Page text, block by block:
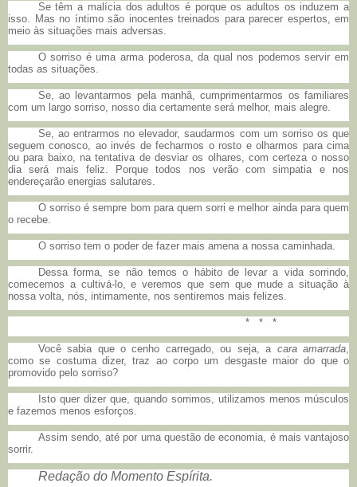
Se têm a malícia dos adultos é porque os adultos os induzem a
isso. Mas no íntimo são inocentes treinados para parecer espertos, em
meio às situações mais adversas.
O sorriso é uma arma poderosa, da qual nos podemos servir em
todas as situações.
Se, ao levantarmos pela manhã, cumprimentarmos os familiares
com um largo sorriso, nosso dia certamente será melhor, mais alegre.
Se, ao entrarmos no elevador, saudarmos com um sorriso os que
seguem conosco, ao invés de fecharmos o rosto e olharmos para cima
ou para baixo, na tentativa de desviar os olhares, com certeza o nosso
dia será mais feliz. Porque todos nos verão com simpatia e nos
endereçarão energias salutares.
O sorriso é sempre bom para quem sorri e melhor ainda para quem
o recebe.
O sorriso tem o poder de fazer mais amena a nossa caminhada.
Dessa forma, se não temos o hábito de levar a vida sorrindo,
comecemos a cultivá-lo, e veremos que sem que mude a situação à
nossa volta, nós, intimamente, nos sentiremos mais felizes.
* * *
Você sabia que o cenho carregado, ou seja, a cara amarrada,
como se costuma dizer, traz ao corpo um desgaste maior do que o
promovido pelo sorriso?
Isto quer dizer que, quando sorrimos, utilizamos menos músculos
e fazemos menos esforços.
Assim sendo, até por uma questão de economia, é mais vantajoso
sorrir.
Redação do Momento Espírita.